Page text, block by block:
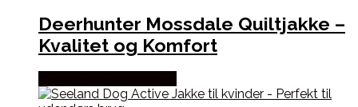
Deerhunter Mossdale Quiltjakke –
Kvalitet og Komfort